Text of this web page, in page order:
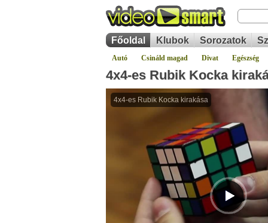
Főoldal Klubok Sorozatok
Autó Csináld magad Divat Egészség
4x4-es Rubik Kocka